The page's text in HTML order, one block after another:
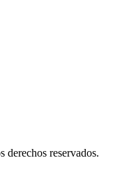
reservados.